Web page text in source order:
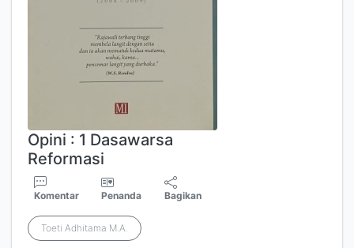
Opini : 1 Dasawarsa
Reformasi
Komentar Penanda Bagikan
Toeti Adhitama M.A.